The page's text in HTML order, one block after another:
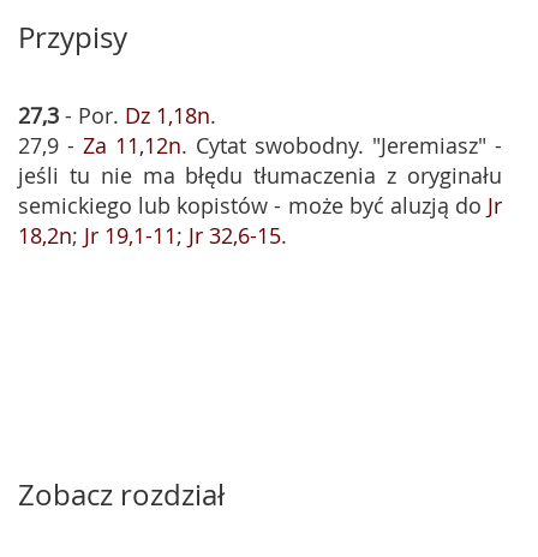
Przypisy
27,3 - Por. Dz 1,18n.
27,9 - Za 11,12n. Cytat swobodny. "Jeremiasz" -
jeśli tu nie ma błędu tłumaczenia z oryginału
semickiego lub kopistów - może być aluzją do Jr
18,2n; Jr 19,1-11; Jr 32,6-15.
Zobacz rozdział